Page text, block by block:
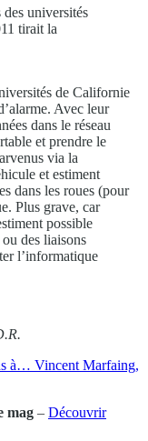
universités
tirait la
de Californie
Avec leur
dans le réseau
et prendre le
via la
et estiment
dans les roues (pour
Plus grave, car
possible
des liaisons
l’informatique
à… Vincent Marfaing,
mag – Découvrir